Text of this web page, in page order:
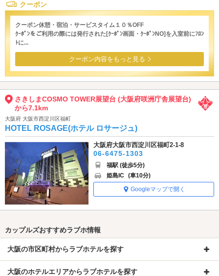
クーポン
クーポン休憩・宿泊・サービスタイム１０％OFF
ｸｰﾎﾟﾝをご利用の際には発行された[ｸｰﾎﾟﾝ画面・ｸｰﾎﾟﾝNO]を入室前にﾌﾛﾝ
ﾄに...
クーポン内容をもっと見る
さきしまCOSMO TOWER展望台 (大阪府咲洲庁舎展望台)
から7.1km
大阪府 大阪市西淀川区福町
HOTEL ROSAGE(ホテル ロサージュ)
大阪府大阪市西淀川区福町2-1-8
06-6475-1303
福駅 (徒歩5分)
姫島IC (車10分)
Googleマップで開く
カップルズおすすめラブホ情報
大阪の市区町村からラブホテルを探す
大阪のホテルエリアからラブホテルを探す